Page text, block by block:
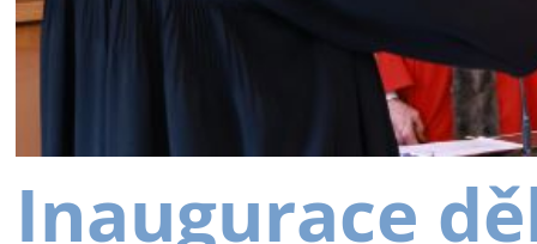
Inaugurace